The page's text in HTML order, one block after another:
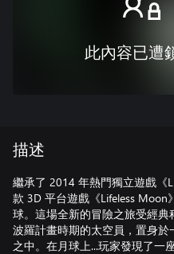
此內容已遭
描述
繼承了 2014 年熱門獨立遊戲《
款 3D 平台遊戲《Lifeless Moon
球。這場全新的冒險之旅受經
波羅計畫時期的太空員，置身
之中。在月球上...玩家發現了一